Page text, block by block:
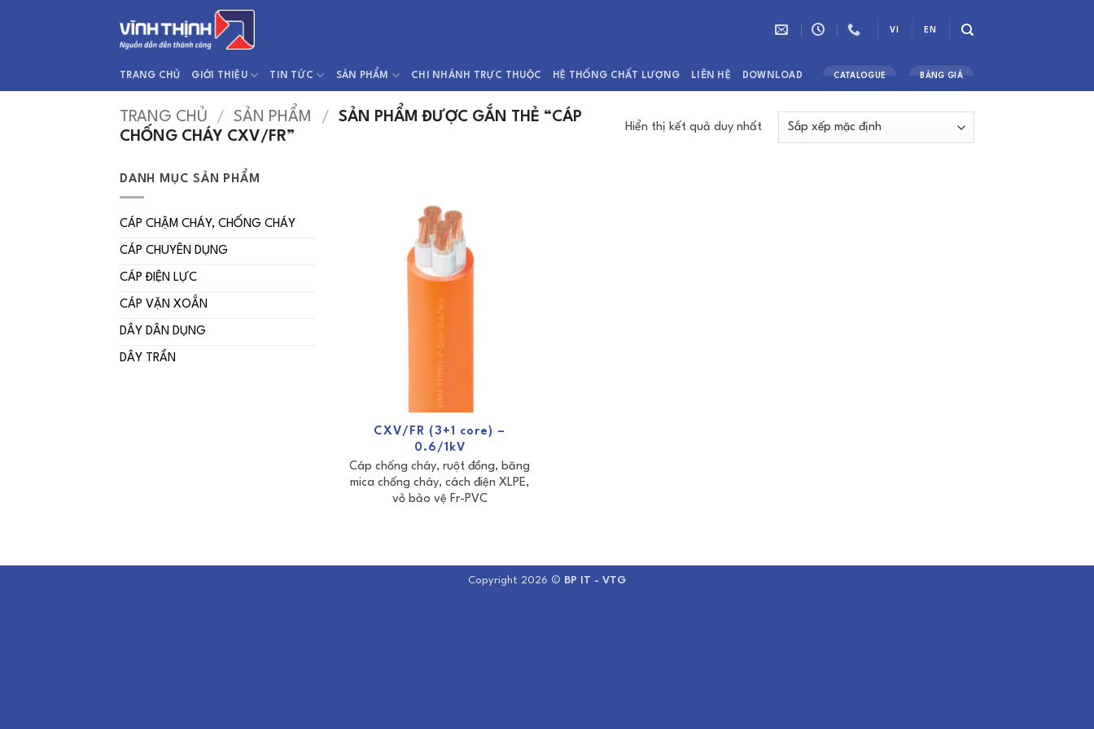
VI EN
TRANG CHỦ GIỚI THIỆU TIN TỨC SẢN PHẨM CHI NHÁNH TRỰC THUỘC HỆ THỐNG CHẤT LƯỢNG LIÊN HỆ DOWNLOAD CATALOGUE BẢNG GIÁ
TRANG CHỦ / SẢN PHẨM /
SẢN PHẨM ĐƯỢC GẮN THẺ “CÁP
CHỐNG CHÁY CXV/FR”
Hiển thị kết quả duy nhất
DANH MỤC SẢN PHẨM
CÁP CHẬM CHÁY, CHỐNG CHÁY
CÁP CHUYÊN DỤNG
CÁP ĐIỆN LỰC
CÁP VẶN XOẮN
DÂY DÂN DỤNG
DÂY TRẦN
CXV/FR (3+1 core) –
0.6/1kV
Cáp chống cháy, ruột đồng, băng
mica chống cháy, cách điện XLPE,
vỏ bảo vệ Fr-PVC
Copyright 2026 © BP IT - VTG